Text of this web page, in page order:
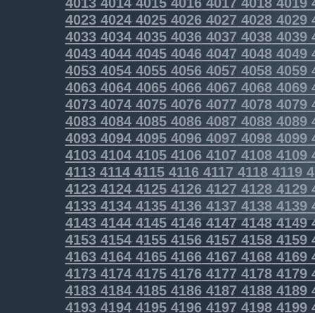
4023402440254026402740284029
40334034403540364037 40384039
40434044404540464047 40484049
40534054405540564057 40584059
4063406440654066406740684069
40734074407540764077 40784079
40834084408540864087 40884089
40934094409540964097 40984099
41034104410541064107 41084109
41134114411541164117 41184119
41234124412541264127 41284129
41334134413541364137 41384139
4143414441454146414741484149
4153415441554156415741584159
4163416441654166416741684169
4173417441754176417741784179
4183418441854186418741884189
4193419441954196419741984199